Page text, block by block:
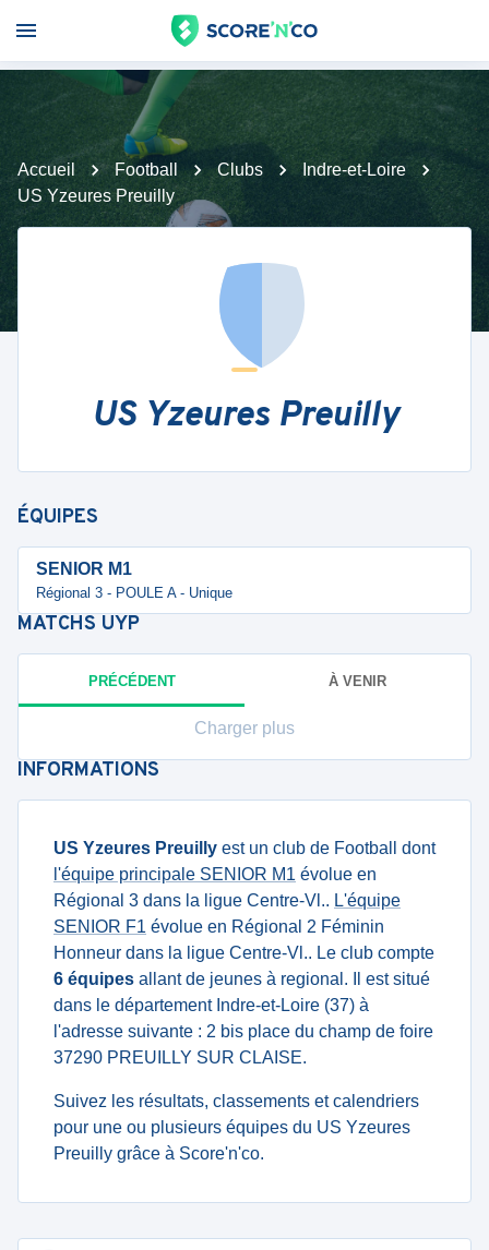
Accueil Football Clubs
Indre-et-Loire
US Yzeures Preuilly
US Yzeures Preuilly
ÉQUIPES
SENIOR M1
Régional 3 - POULE A - Unique
MATCHS UYP
PRÉCÉDENT À VENIR
Charger plus
INFORMATIONS
US Yzeures Preuilly est un club de Football dont
l'équipe principale SENIOR M1 évolue en
Régional 3 dans la ligue Centre-Vl.. L'équipe
SENIOR F1 évolue en Régional 2 Féminin
Honneur dans la ligue Centre-Vl.. Le club compte
6 équipes allant de jeunes à regional. Il est situé
dans le département Indre-et-Loire (37) à
l'adresse suivante : 2 bis place du champ de foire
37290 PREUILLY SUR CLAISE.
Suivez les résultats, classements et calendriers
pour une ou plusieurs équipes du US Yzeures
Preuilly grâce à Score'n'co.